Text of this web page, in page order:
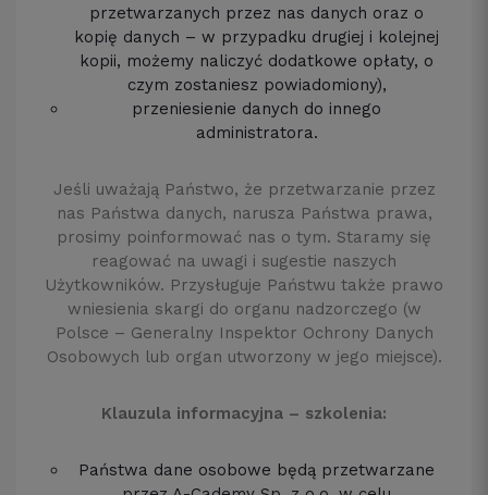
przetwarzanych przez nas danych oraz o
kopię danych – w przypadku drugiej i kolejnej
kopii, możemy naliczyć dodatkowe opłaty, o
czym zostaniesz powiadomiony),
przeniesienie danych do innego
administratora.
Jeśli uważają Państwo, że przetwarzanie przez
nas Państwa danych, narusza Państwa prawa,
prosimy poinformować nas o tym. Staramy się
reagować na uwagi i sugestie naszych
Użytkowników. Przysługuje Państwu także prawo
wniesienia skargi do organu nadzorczego (w
Polsce – Generalny Inspektor Ochrony Danych
Osobowych lub organ utworzony w jego miejsce).
Klauzula informacyjna – szkolenia:
Państwa dane osobowe będą przetwarzane